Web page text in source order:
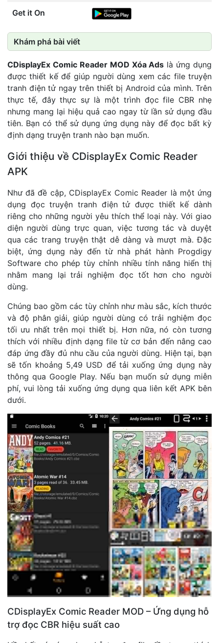
Get it On
Khám phá bài viết
CDisplayEx Comic Reader MOD Xóa Ads là ứng dụng
được thiết kế để giúp người dùng xem các file truyện
tranh điện tử ngay trên thiết bị Android của mình. Trên
thực tế, đây thực sự là một trình đọc file CBR nhẹ
nhưng mang lại hiệu quả cao ngay từ lần sử dụng đầu
tiên. Bạn có thể sử dụng ứng dụng này để đọc bất kỳ
định dạng truyện tranh nào bạn muốn.
Giới thiệu về CDisplayEx Comic Reader
APK
Như đã đề cập, CDisplayEx Comic Reader là một ứng
dụng đọc truyện tranh điện tử được thiết kế dành
riêng cho những người yêu thích thể loại này. Với giao
diện người dùng trực quan, việc tương tác và duyệt
qua các trang truyện thật dễ dàng và mượt mà. Đặc
biệt, ứng dụng này đến từ nhà phát hành Progdigy
Software cho phép tùy chỉnh nhiều tính năng hiển thị
nhằm mang lại trải nghiệm đọc tốt hơn cho người
dùng.
Chúng bao gồm các tùy chỉnh như màu sắc, kích thước
và độ phân giải, giúp người dùng có trải nghiệm đọc
tối ưu nhất trên mọi thiết bị. Hơn nữa, nó còn tương
thích với nhiều định dạng file từ cơ bản đến nâng cao
đáp ứng đầy đủ nhu cầu của người dùng. Hiện tại, bạn
sẽ tốn khoảng 5,49 USD để tải xuống ứng dụng này
thông qua Google Play. Nếu bạn muốn sử dụng miễn
phí, vui lòng tải xuống ứng dụng qua liên kết APK bên
dưới.
CDisplayEx Comic Reader MOD – Ứng dụng hỗ
trợ đọc CBR hiệu suất cao